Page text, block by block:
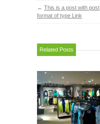
← This is a post with post
format of type Link
Related Posts